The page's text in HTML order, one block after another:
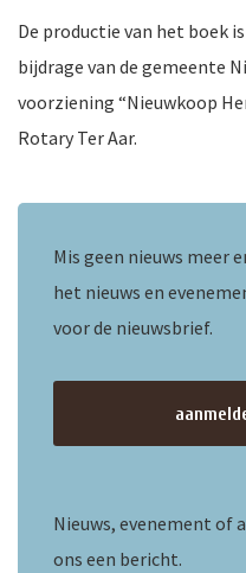
De productie van het boek
bijdrage van de gemeente
voorziening “Nieuwkoop
Rotary Ter Aar.
Mis geen nieuws meer
het nieuws en
voor de nieuwsbrief.
Nieuws, evenement of
ons een bericht.